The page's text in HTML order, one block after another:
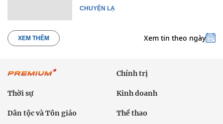
CHUYỆN LẠ
XEM THÊM Xem tin theo ngày
Chính trị
Thời sự Kinh doanh
Dân tộc và Tôn giáo Thể thao